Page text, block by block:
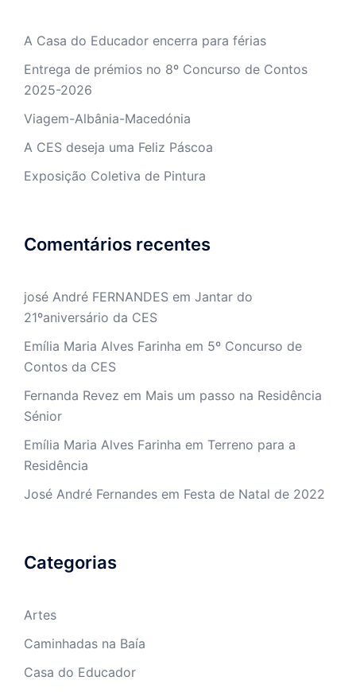
A Casa do Educador encerra para férias
Entrega de prémios no 8º Concurso de Contos
2025-2026
Viagem-Albânia-Macedónia
A CES deseja uma Feliz Páscoa
Exposição Coletiva de Pintura
Comentários recentes
josé André FERNANDES em Jantar do
21ºaniversário da CES
Emília Maria Alves Farinha em 5º Concurso de
Contos da CES
Fernanda Revez em Mais um passo na Residência
Sénior
Emília Maria Alves Farinha em Terreno para a
Residência
José André Fernandes em Festa de Natal de 2022
Categorias
Artes
Caminhadas na Baía
Casa do Educador